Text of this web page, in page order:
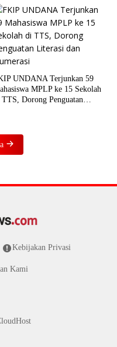
UNDANA Terjunkan 59
MPLP ke 15 Sekolah
Dorong Penguatan
Kebijakan Privasi
Kami